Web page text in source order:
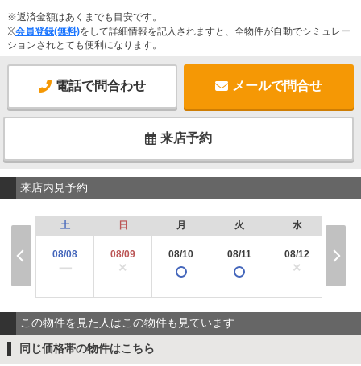
※返済金額はあくまでも目安です。
※会員登録(無料)をして詳細情報を記入されますと、全物件が自動でシミュレー
ションされとても便利になります。
電話で問合わせ メールで問合せ
来店予約
来店内見予約
土
08/08
ー
日
08/09
×
月
08/10
火
08/11
水
08/12
×
この物件を見た人はこの物件も見ています
同じ価格帯の物件はこちら